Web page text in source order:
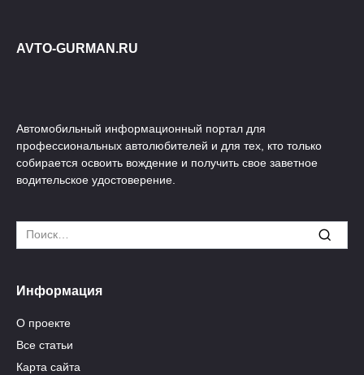
AVTO-GURMAN.RU
Автомобильный информационный портал для
профессиональных автолюбителей и для тех, кто только
собирается освоить вождение и получить свое заветное
водительское удостоверение.
Search
for:
Информация
О проекте
Все статьи
Карта сайта